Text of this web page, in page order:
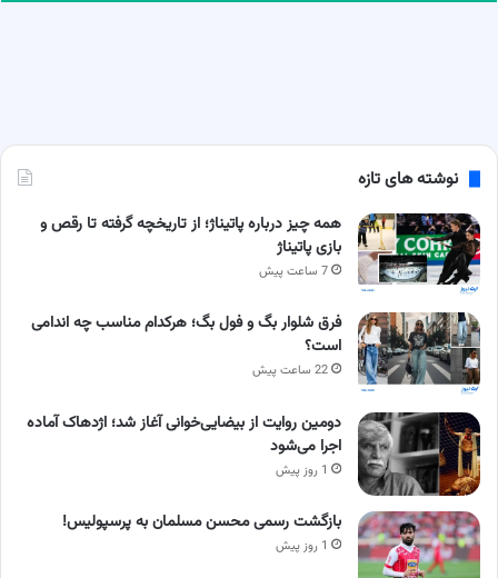
نوشته های تازه
همه چیز درباره پاتیناژ؛ از تاریخچه گرفته تا رقص و
بازی پاتیناژ
7 ساعت پیش
فرق شلوار بگ و فول بگ؛ هرکدام مناسب چه اندامی
است؟
22 ساعت پیش
دومین روایت از بیضایی‌خوانی آغاز شد؛ اژدهاک آماده
اجرا می‌شود
1 روز پیش
بازگشت رسمی محسن مسلمان به پرسپولیس!
1 روز پیش